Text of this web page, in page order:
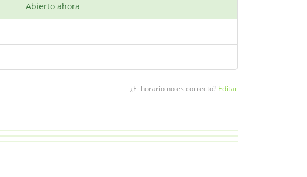
Abierto ahora
¿El horario no es correcto? Editar